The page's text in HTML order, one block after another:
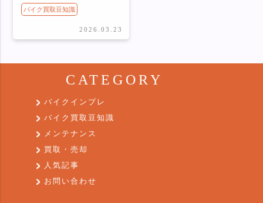
バイク買取豆知識
2026.03.23
CATEGORY
バイクインプレ
バイク買取豆知識
メンテナンス
買取・売却
人気記事
お問い合わせ